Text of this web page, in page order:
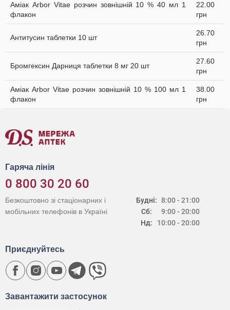
Аміак Arbor Vitae розчин зовнішній 10 % 40 мл 1
флакон
22.00
грн
Антитусин таблетки 10 шт
26.70
грн
Бромгексин Дарниця таблетки 8 мг 20 шт
27.60
грн
Аміак Arbor Vitae розчин зовнішній 10 % 100 мл 1
флакон
38.00
грн
Гаряча лінія
0 800 30 20 60
Будні:
Сб:
Нд:
8:00 - 21:00
9:00 - 20:00
10:00 - 20:00
Безкоштовно зі стаціонарних і
мобільних телефонів в Україні
Завантажити застосунок
Приєднуйтесь